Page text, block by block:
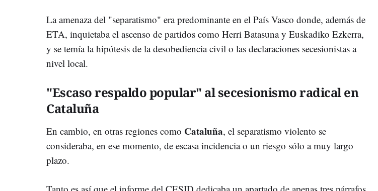
La amenaza del "separatismo" era predominante en el País Vasco donde, además de
ETA, inquietaba el ascenso de partidos como Herri Batasuna y Euskadiko Ezkerra,
y se temía la hipótesis de la desobediencia civil o las declaraciones secesionistas a
nivel local.
"Escaso respaldo popular" al secesionismo radical en
Cataluña
En cambio, en otras regiones como Cataluña, el separatismo violento se
consideraba, en ese momento, de escasa incidencia o un riesgo sólo a muy largo
plazo.